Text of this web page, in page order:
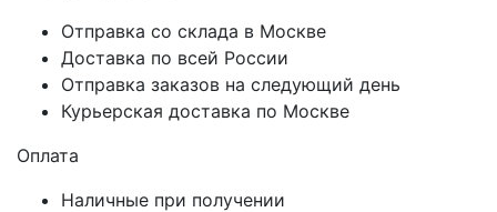
Отправка со склада в Москве
Доставка по всей России
Отправка заказов на следующий день
Курьерская доставка по Москве
Оплата
Наличные при получении